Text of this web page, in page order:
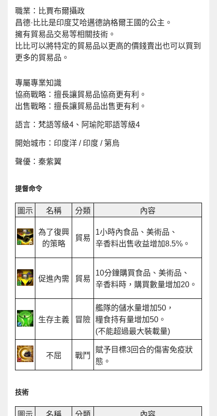
職業：比賈布爾攝政
昌德·比比是印度艾哈邁德訥格爾王國的公主。
擁有貿易品交易等相關技術。
比比可以將特定的貿易品以更高的價錢賣出也可以買到
更多的貿易品。
專屬專業知識
協商戰略：擅長讓貿易品協商更有利。
出售戰略：擅長讓貿易品出售更有利。
語言：梵語等級4、阿瑜陀耶語等級4
開始城市：印度洋 / 印度 / 第烏
聲優：秦紫翼
提督命令
圖示 名稱 分類 內容
為了復興
的策略
貿易
1小時內食品、美術品、
辛香料出售收益增加8.5%。
促進內需 貿易
10分鐘購買食品、美術品、
辛香料時，購買數量增加20。
生存主義 冒險
艦隊的儲水量增加50，
糧食持有量增加50。
(不能超過最大裝載量)
不屈 戰鬥
賦予目標3回合的傷害免疫狀
態。
技術
圖示 名稱 分類 內容